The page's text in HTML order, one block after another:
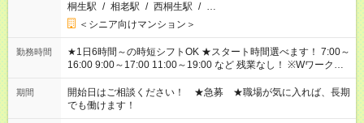
桐生駅 / 相老駅 / 西桐生駅 / …
＜シニア向けマンション＞
勤務時間
★1日6時間～の時短シフトOK ★スタート時間選べます！ 7:00～
16:00 9:00～17:00 11:00～19:00 など 残業なし！ ※Wワークの
場合、他のお仕事と合わせ週40時間超の就業はご案内できませ
ん ※法令に基づき、週20時間以上勤務は社会保険への加入対象
となります ※労働者派遣法（日雇い派遣の原則禁止）により、
短時間・短期間の就業はご案内が難しい場合があります
期間
開始日はご相談ください！ ★急募 ★職場が気に入れば、長期
でも働けます！